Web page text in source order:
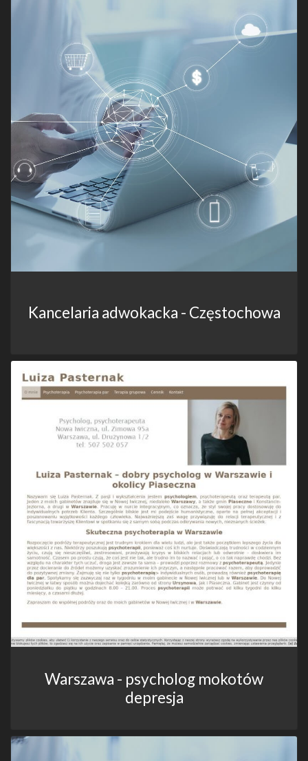
Kancelaria adwokacka - Częstochowa
Warszawa - psycholog mokotów
depresja